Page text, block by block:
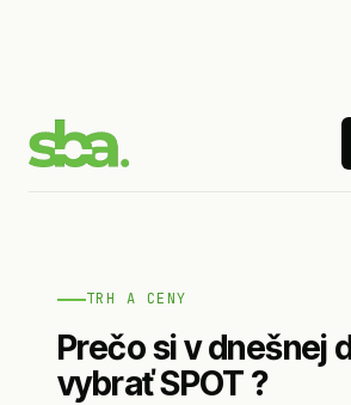
TRH A CENY
Prečo si v dnešnej
vybrať SPOT ?